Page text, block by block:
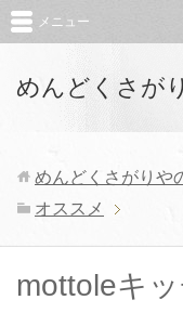
めんどくさが
メニュー
めんどくさがりや
オススメ
mottoleキ